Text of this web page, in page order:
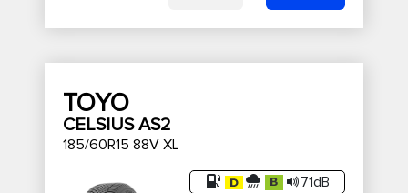
TOYO
CELSIUS AS2
185/60R15 88V XL
71dB